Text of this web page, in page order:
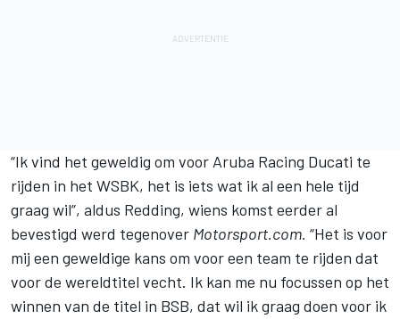
“Ik vind het geweldig om voor Aruba Racing Ducati te
rijden in het WSBK, het is iets wat ik al een hele tijd
graag wil”, aldus Redding, wiens komst eerder al
bevestigd werd tegenover Motorsport.com. “Het is voor
mij een geweldige kans om voor een team te rijden dat
voor de wereldtitel vecht. Ik kan me nu focussen op het
winnen van de titel in BSB, dat wil ik graag doen voor ik